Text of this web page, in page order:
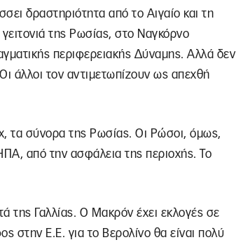
δραστηριότητα από το Αιγαίο και τη
της Ρωσίας, στο Ναγκόρνο
περιφερειακής Δύναμης. Αλλά δεν
άλλοι τον αντιμετωπίζουν ως απεχθή
τα σύνορα της Ρωσίας. Οι Ρώσοι, όμως,
από την ασφάλεια της περιοχής. Το
της Γαλλίας. Ο Μακρόν έχει εκλογές σε
στην Ε.Ε. για το Βερολίνο θα είναι πολύ